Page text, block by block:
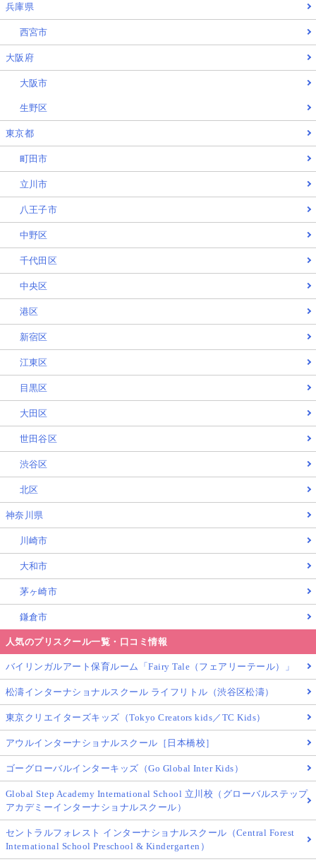
兵庫県
西宮市
大阪府
大阪市
生野区
東京都
町田市
立川市
八王子市
中野区
千代田区
中央区
港区
新宿区
江東区
目黒区
大田区
世田谷区
渋谷区
北区
神奈川県
川崎市
大和市
茅ヶ崎市
鎌倉市
人気のプリスクール一覧・口コミ情報
バイリンガルアート保育ルーム「Fairy Tale（フェアリーテール）」
松濤インターナショナルスクール ライフリトル（渋谷区松濤）
東京クリエイターズキッズ（Tokyo Creators kids／TC Kids）
アウルインターナショナルスクール［日本橋校］
ゴーグローバルインターキッズ（Go Global Inter Kids）
Global Step Academy International School 立川校（グローバルステップ
アカデミーインターナショナルスクール）
セントラルフォレスト インターナショナルスクール（Central Forest
International School Preschool & Kindergarten）